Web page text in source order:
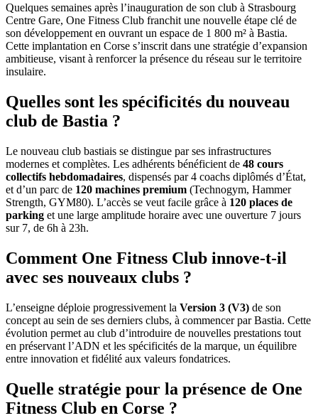
Quelques semaines après l’inauguration de son club à Strasbourg
Centre Gare, One Fitness Club franchit une nouvelle étape clé de
son développement en ouvrant un espace de 1 800 m² à Bastia.
Cette implantation en Corse s’inscrit dans une stratégie d’expansion
ambitieuse, visant à renforcer la présence du réseau sur le territoire
insulaire.
Quelles sont les spécificités du nouveau
club de Bastia ?
Le nouveau club bastiais se distingue par ses infrastructures
modernes et complètes. Les adhérents bénéficient de 48 cours
collectifs hebdomadaires, dispensés par 4 coachs diplômés d’État,
et d’un parc de 120 machines premium (Technogym, Hammer
Strength, GYM80). L’accès se veut facile grâce à 120 places de
parking et une large amplitude horaire avec une ouverture 7 jours
sur 7, de 6h à 23h.
Comment One Fitness Club innove-t-il
avec ses nouveaux clubs ?
L’enseigne déploie progressivement la Version 3 (V3) de son
concept au sein de ses derniers clubs, à commencer par Bastia. Cette
évolution permet au club d’introduire de nouvelles prestations tout
en préservant l’ADN et les spécificités de la marque, un équilibre
entre innovation et fidélité aux valeurs fondatrices.
Quelle stratégie pour la présence de One
Fitness Club en Corse ?